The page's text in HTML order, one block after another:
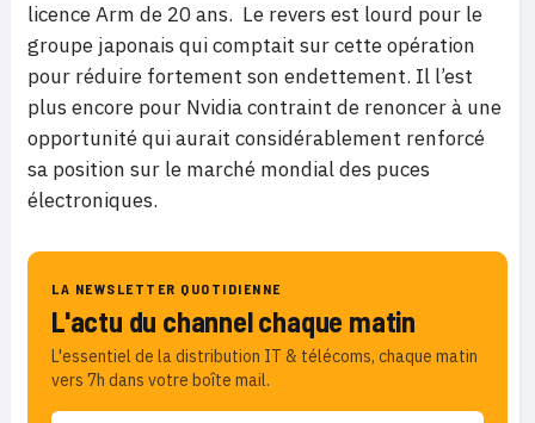
licence Arm de 20 ans. Le revers est lourd pour le
groupe japonais qui comptait sur cette opération
pour réduire fortement son endettement. Il l’est
plus encore pour Nvidia contraint de renoncer à une
opportunité qui aurait considérablement renforcé
sa position sur le marché mondial des puces
électroniques.
LA NEWSLETTER QUOTIDIENNE
L'actu du channel chaque matin
L'essentiel de la distribution IT & télécoms, chaque matin
vers 7h dans votre boîte mail.